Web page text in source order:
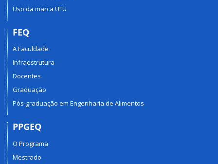
Uso da marca UFU
FEQ
A Faculdade
Infraestrutura
Docentes
Graduação
Pós-graduação em Engenharia de Alimentos
PPGEQ
O Programa
Mestrado